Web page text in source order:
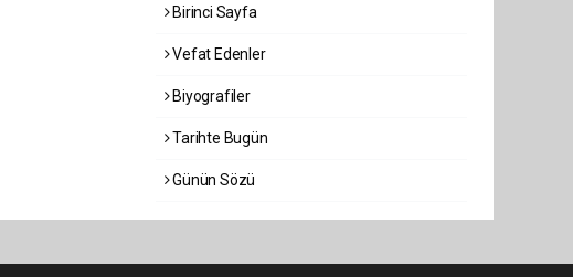
Birinci Sayfa
Vefat Edenler
Biyografiler
Tarihte Bugün
Günün Sözü